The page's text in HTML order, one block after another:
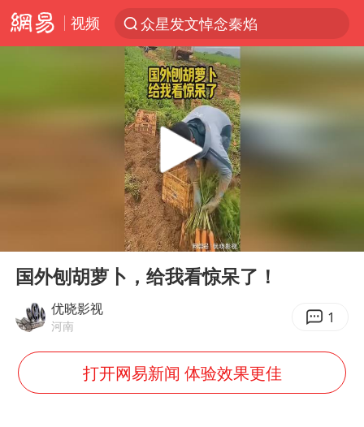
视频
众星发文悼念秦焰
新能源汽车产业链提速
费大厨不自称“大王”了
“还不如不放假”
部分银行上调存款利率
Play
国外刨胡萝卜，给我看惊呆了！
优晓影视
河南 1
打开网易新闻 体验效果更佳